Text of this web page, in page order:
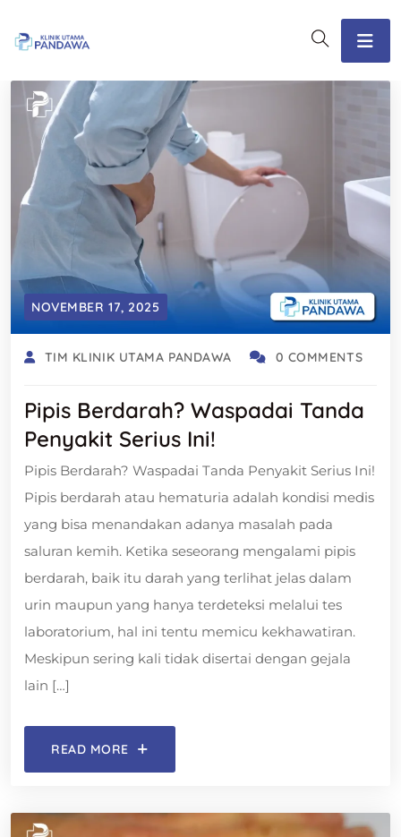
NOVEMBER 17, 2025
TIM KLINIK UTAMA PANDAWA 0 COMMENTS
Pipis Berdarah? Waspadai Tanda
Penyakit Serius Ini!
Pipis Berdarah? Waspadai Tanda Penyakit Serius Ini!
Pipis berdarah atau hematuria adalah kondisi medis
yang bisa menandakan adanya masalah pada
saluran kemih. Ketika seseorang mengalami pipis
berdarah, baik itu darah yang terlihat jelas dalam
urin maupun yang hanya terdeteksi melalui tes
laboratorium, hal ini tentu memicu kekhawatiran.
Meskipun sering kali tidak disertai dengan gejala
lain […]
READ MORE